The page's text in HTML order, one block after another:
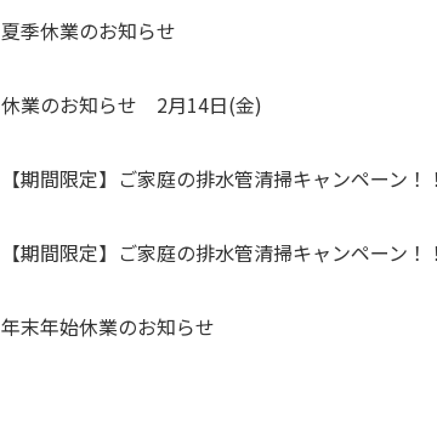
夏季休業のお知らせ
休業のお知らせ 2月14日(金)
【期間限定】ご家庭の排水管清掃キャンペーン！！
【期間限定】ご家庭の排水管清掃キャンペーン！！
年末年始休業のお知らせ